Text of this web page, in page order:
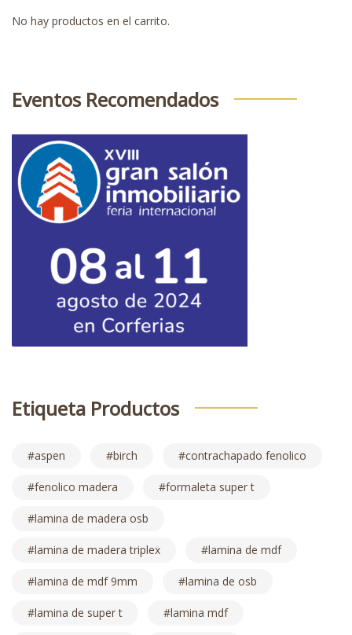
No hay productos en el carrito.
Eventos Recomendados
Etiqueta Productos
aspen birch contrachapado fenolico
fenolico madera formaleta super t
lamina de madera osb
lamina de madera triplex lamina de mdf
lamina de mdf 9mm lamina de osb
lamina de super t lamina mdf